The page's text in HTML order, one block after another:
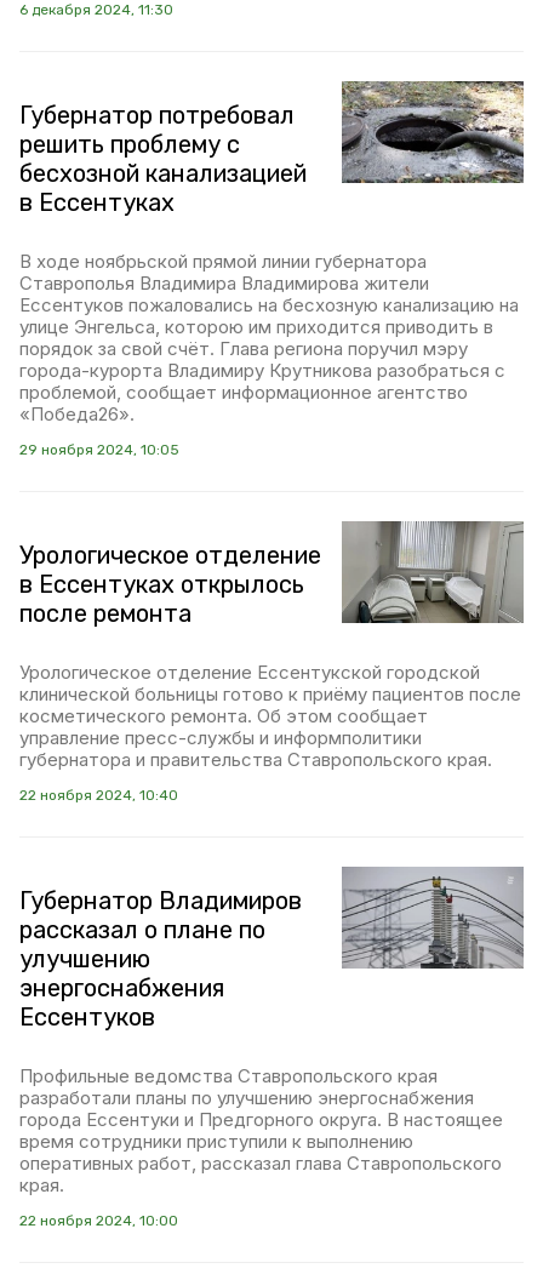
6 декабря 2024, 11:30
Губернатор потребовал
решить проблему с
бесхозной канализацией
в Ессентуках
В ходе ноябрьской прямой линии губернатора
Ставрополья Владимира Владимирова жители
Ессентуков пожаловались на бесхозную канализацию на
улице Энгельса, которою им приходится приводить в
порядок за свой счёт. Глава региона поручил мэру
города-курорта Владимиру Крутникова разобраться с
проблемой, сообщает информационное агентство
«Победа26».
29 ноября 2024, 10:05
Урологическое отделение
в Ессентуках открылось
после ремонта
Урологическое отделение Ессентукской городской
клинической больницы готово к приёму пациентов после
косметического ремонта. Об этом сообщает
управление пресс-службы и информполитики
губернатора и правительства Ставропольского края.
22 ноября 2024, 10:40
Губернатор Владимиров
рассказал о плане по
улучшению
энергоснабжения
Ессентуков
Профильные ведомства Ставропольского края
разработали планы по улучшению энергоснабжения
города Ессентуки и Предгорного округа. В настоящее
время сотрудники приступили к выполнению
оперативных работ, рассказал глава Ставропольского
края.
22 ноября 2024, 10:00